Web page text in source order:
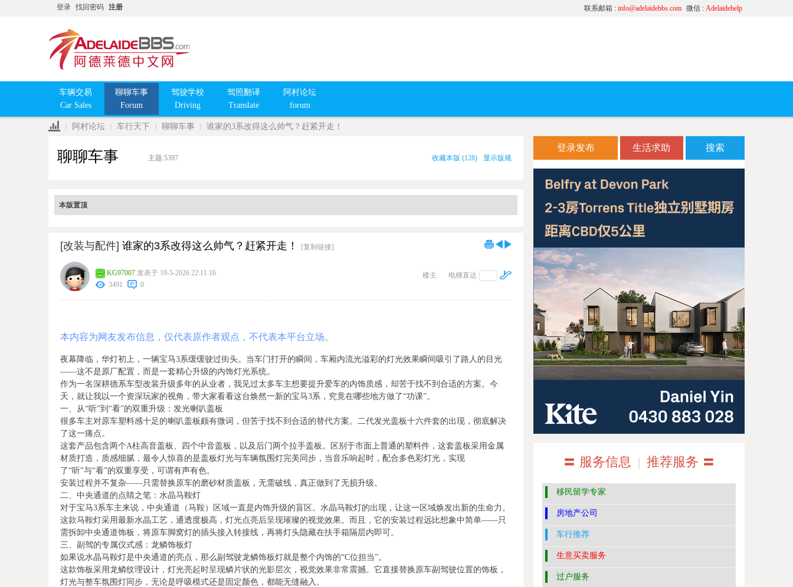
登录 找回密码 注册 微信 : Adelaidehelp
联系邮箱 : info@adelaidebbs.com
车辆交易
Car Sales
聊聊车事
Forum
驾驶学校
Driving
驾照翻译
Translate
阿村论坛
forum
阿村论坛 车行天下 聊聊车事 谁家的3系改得这么帅气？赶紧开走！
聊聊车事 主题:5397 显示版规
收藏本版 (128)
本版置顶
[改装与配件] 谁家的3系改得这么帅气？赶紧开走！ [复制链接]
电梯直达
楼主
KG97007 发表于 19-5-2026 22:11:16
3491
0
本内容为网友发布信息，仅代表原作者观点，不代表本平台立场。
夜幕降临，华灯初上，一辆宝马3系缓缓驶过街头。当车门打开的瞬间，车厢内流光溢彩的灯光效果瞬间吸引了路人的目光
——这不是原厂配置，而是一套精心升级的内饰灯光系统。
作为一名深耕德系车型改装升级多年的从业者，我见过太多车主想要提升爱车的内饰质感，却苦于找不到合适的方案。今
天，就让我以一个资深玩家的视角，带大家看看这台焕然一新的宝马3系，究竟在哪些地方做了“功课”。
一、从“听”到“看”的双重升级：发光喇叭盖板
很多车主对原车塑料感十足的喇叭盖板颇有微词，但苦于找不到合适的替代方案。二代发光盖板十六件套的出现，彻底解决
了这一痛点。
这套产品包含两个A柱高音盖板、四个中音盖板，以及后门两个拉手盖板。区别于市面上普通的塑料件，这套盖板采用金属
材质打造，质感细腻，最令人惊喜的是盖板灯光与车辆氛围灯完美同步，当音乐响起时，配合多色彩灯光，实现
了“听”与“看”的双重享受，可谓有声有色。
安装过程并不复杂——只需替换原车的磨砂材质盖板，无需破线，真正做到了无损升级。
二、中央通道的点睛之笔：水晶马鞍灯
对于宝马3系车主来说，中央通道（马鞍）区域一直是内饰升级的盲区。水晶马鞍灯的出现，让这一区域焕发出新的生命力。
这款马鞍灯采用最新水晶工艺，通透度极高，灯光点亮后呈现璀璨的视觉效果。而且，它的安装过程远比想象中简单——只
需拆卸中央通道饰板，将原车脚窝灯的插头接入转接线，再将灯头隐藏在扶手箱隔层内即可。
三、副驾的专属仪式感：龙鳞饰板灯
如果说水晶马鞍灯是中央通道的亮点，那么副驾驶龙鳞饰板灯就是整个内饰的“C位担当”。
这款饰板采用龙鳞纹理设计，灯光亮起时呈现鳞片状的光影层次，视觉效果非常震撼。它直接替换原车副驾驶位置的饰板，
灯光与整车氛围灯同步，无论是呼吸模式还是固定颜色，都能无缝融入。
登录发布 生活求助 搜索
〓 服务信息 | 推荐服务 〓
移民留学专家
房地产公司
车行推荐
生意买卖服务
过户服务